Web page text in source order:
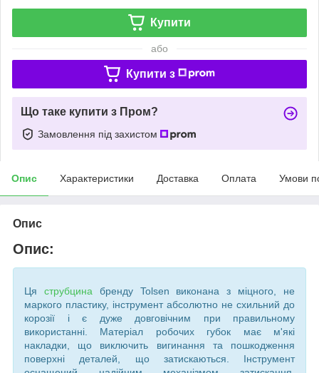
Купити
або
Купити з
Що таке купити з Пром?
Замовлення під захистом
Опис Характеристики Доставка Оплата Умови
Опис
Опис:
Ця струбцинабренду Tolsen виконана з міцного, не
маркого пластику, інструмент абсолютно не схильний до
корозії і є дуже довговічним при правильному
використанні. Матеріал робочих губок має м'які
накладки, що виключить вигинання та пошкодження
поверхні деталей, що затискаються. Інструмент